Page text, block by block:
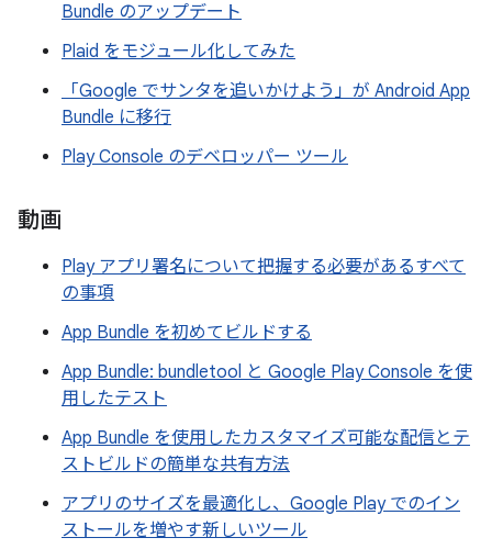
Bundle のアップデート
Plaid をモジュール化してみた
「Google でサンタを追いかけよう」が Android App
Bundle に移行
Play Console のデベロッパー ツール
動画
Play アプリ署名について把握する必要があるすべて
の事項
App Bundle を初めてビルドする
App Bundle: bundletool と Google Play Console を使
用したテスト
App Bundle を使用したカスタマイズ可能な配信とテ
ストビルドの簡単な共有方法
アプリのサイズを最適化し、Google Play でのイン
ストールを増やす新しいツール